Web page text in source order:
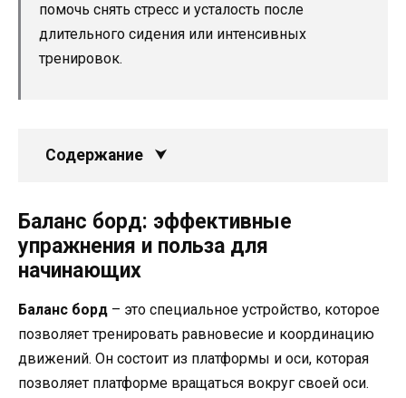
помочь снять стресс и усталость после
длительного сидения или интенсивных
тренировок.
Содержание
Баланс борд: эффективные
упражнения и польза для
начинающих
Баланс борд – это специальное устройство, которое
позволяет тренировать равновесие и координацию
движений. Он состоит из платформы и оси, которая
позволяет платформе вращаться вокруг своей оси.